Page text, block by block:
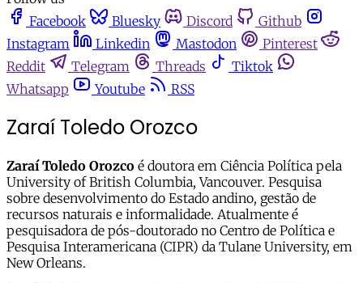
Facebook
Bluesky Discord
Github
Instagram
Linkedin Mastodon
Pinterest
Reddit
Telegram Threads
Tiktok
Whatsapp
Youtube RSS
Zaraí Toledo Orozco
Zaraí Toledo Orozco é doutora em Ciência Política pela
University of British Columbia, Vancouver. Pesquisa
sobre desenvolvimento do Estado andino, gestão de
recursos naturais e informalidade. Atualmente é
pesquisadora de pós-doutorado no Centro de Política e
Pesquisa Interamericana (CIPR) da Tulane University, em
New Orleans.